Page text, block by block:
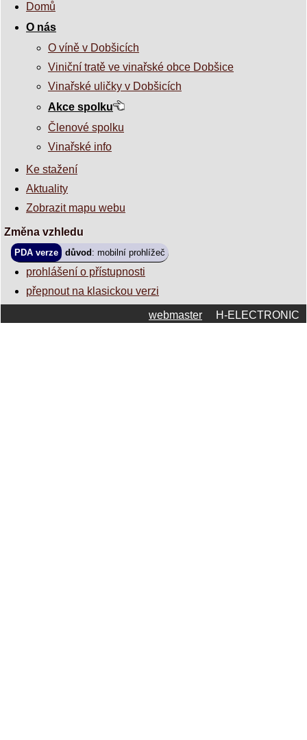
Domů
O nás
O víně v Dobšicích
Viniční tratě ve vinařské obce Dobšice
Vinařské uličky v Dobšicích
Akce spolku
Členové spolku
Vinařské info
Ke stažení
Aktuality
Zobrazit mapu webu
Změna vzhledu
PDA verze důvod : mobilní prohlížeč
prohlášení o přístupnosti
přepnout na klasickou verzi
webmaster H-ELECTRONIC